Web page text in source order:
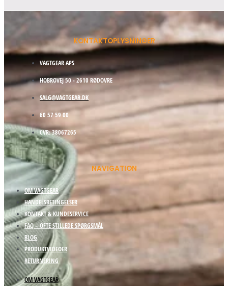
KONTAKTOPLYSNINGER
VAGTGEAR APS
HOBROVEJ 50 - 2610 RØDOVRE
SALG@VAGTGEAR.DK
60 57 59 00
CVR: 38067265
NAVIGATION
OM VAGTGEAR
HANDELSBETINGELSER
KONTAKT & KUNDESERVICE
FAQ – OFTE STILLEDE SPØRGSMÅL
BLOG
PRODUKTVIDEOER
RETURNERING
OM VAGTGEAR